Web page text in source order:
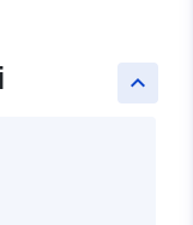
keyboard_arrow_up